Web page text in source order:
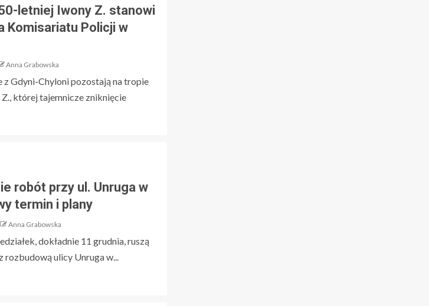
letniej Iwony Z. stanowi
Komisariatu Policji w
Anna Grabowska
z Gdyni-Chyloni pozostają na tropie
której tajemnicze zniknięcie
robót przy ul. Unruga w
termin i plany
Anna Grabowska
dokładnie 11 grudnia, ruszą
rozbudową ulicy Unruga w...